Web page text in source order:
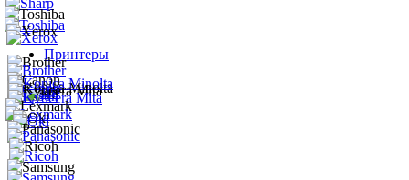
Принтеры